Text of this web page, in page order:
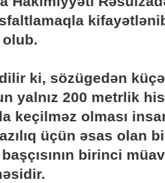
olub.
ki, sözügedən
yalnız 200 metrlik
keçilməz olması
üçün əsas olan
birinci